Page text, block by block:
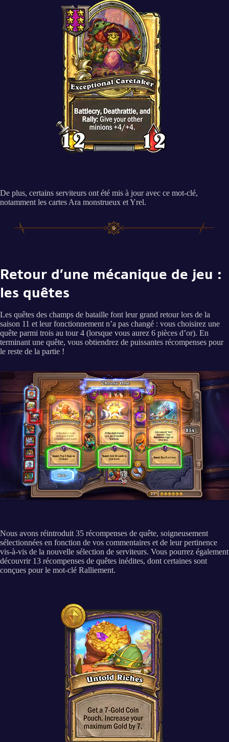
De plus, certains serviteurs ont été mis à jour avec ce mot-clé,
notamment les cartes Ara monstrueux et Yrel.
Retour d’une mécanique de jeu :
les quêtes
Les quêtes des champs de bataille font leur grand retour lors de la
saison 11 et leur fonctionnement n’a pas changé : vous choisirez une
quête parmi trois au tour 4 (lorsque vous aurez 6 pièces d’or). En
terminant une quête, vous obtiendrez de puissantes récompenses pour
le reste de la partie !
Nous avons réintroduit 35 récompenses de quête, soigneusement
sélectionnées en fonction de vos commentaires et de leur pertinence
vis-à-vis de la nouvelle sélection de serviteurs. Vous pourrez également
découvrir 13 récompenses de quêtes inédites, dont certaines sont
conçues pour le mot-clé Ralliement.